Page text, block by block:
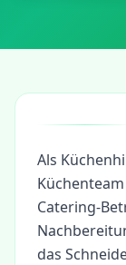
Als
Catering-
das